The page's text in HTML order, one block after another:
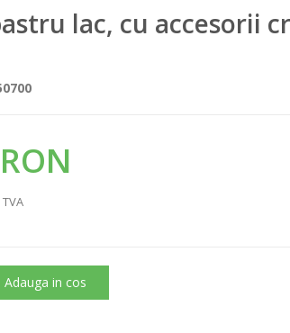
lac, cu accesorii
Adauga in cos